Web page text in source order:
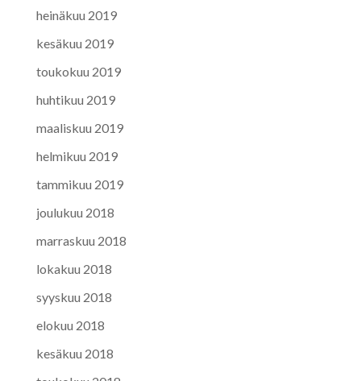
heinäkuu 2019
kesäkuu 2019
toukokuu 2019
huhtikuu 2019
maaliskuu 2019
helmikuu 2019
tammikuu 2019
joulukuu 2018
marraskuu 2018
lokakuu 2018
syyskuu 2018
elokuu 2018
kesäkuu 2018